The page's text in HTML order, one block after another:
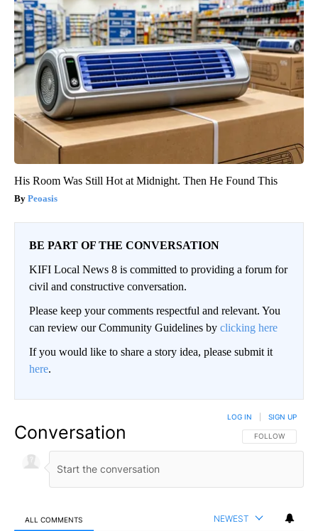
His Room Was Still Hot at Midnight. Then He Found This
Peoasis
BE PART OF THE CONVERSATION
KIFI Local News 8 is committed to providing a forum for
civil and constructive conversation.
Please keep your comments respectful and relevant. You
can review our Community Guidelines by clicking here
If you would like to share a story idea, please submit it
here.
Conversation FOLLOW THIS
FOLLOW
LOG IN SIGN UP
ALL COMMENTS NEWEST